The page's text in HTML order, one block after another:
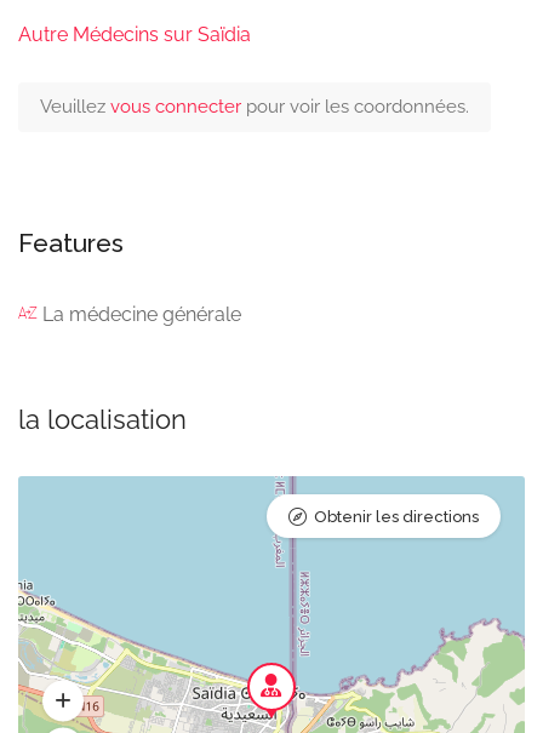
Autre Médecins sur Saïdia
Veuillez vous connecter pour voir les coordonnées.
Features
La médecine générale
la localisation
Obtenir les directions